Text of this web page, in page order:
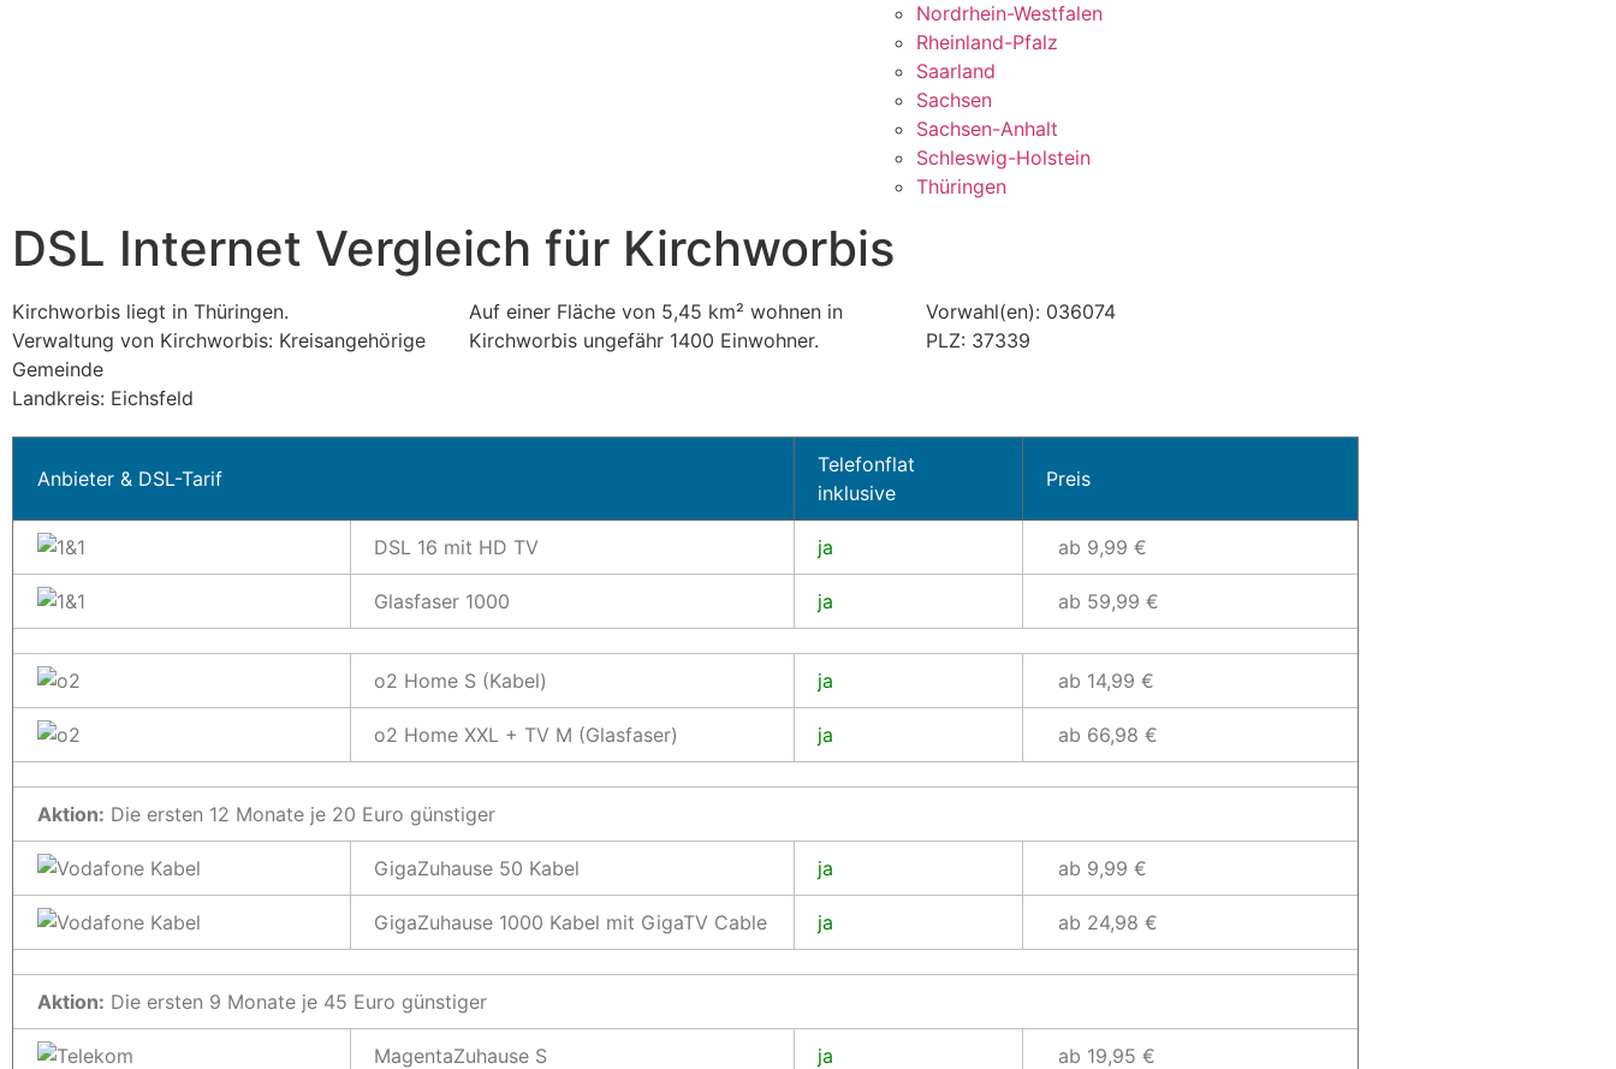
Nordrhein-Westfalen
Rheinland-Pfalz
Saarland
Sachsen
Sachsen-Anhalt
Schleswig-Holstein
Thüringen
DSL Internet Vergleich für Kirchworbis
Kirchworbis liegt in Thüringen.
Verwaltung von Kirchworbis: Kreisangehörige
Gemeinde
Landkreis: Eichsfeld
Auf einer Fläche von 5,45 km² wohnen in
Kirchworbis ungefähr 1400 Einwohner.
Vorwahl(en): 036074
PLZ: 37339
Anbieter & DSL-Tarif
Telefonflat
inklusive
Preis
DSL 16 mit HD TV ja ab 9,99 €
Glasfaser 1000 ja ab 59,99 €
o2 Home S (Kabel) ja ab 14,99 €
o2 Home XXL + TV M (Glasfaser) ja ab 66,98 €
Aktion: Die ersten 12 Monate je 20 Euro günstiger
GigaZuhause 50 Kabel ja ab 9,99 €
GigaZuhause 1000 Kabel mit GigaTV Cable ja ab 24,98 €
Aktion: Die ersten 9 Monate je 45 Euro günstiger
MagentaZuhause S ja ab 19,95 €